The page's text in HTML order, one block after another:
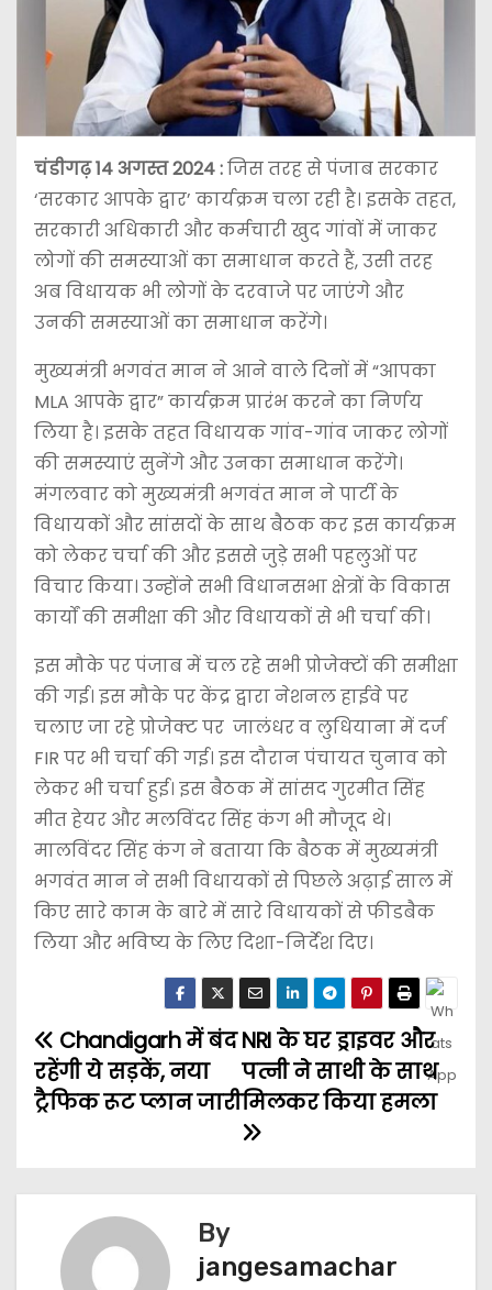
चंडीगढ़ 14 अगस्त 2024 :जिस तरह से पंजाब सरकार
‘सरकार आपके द्वार’ कार्यक्रम चला रही है। इसके तहत,
सरकारी अधिकारी और कर्मचारी खुद गांवों में जाकर
लोगों की समस्याओं का समाधान करते हैं, उसी तरह
अब विधायक भी लोगों के दरवाजे पर जाएंगे और
उनकी समस्याओं का समाधान करेंगे।
मुख्यमंत्री भगवंत मान ने आने वाले दिनों में “आपका
MLA आपके द्वार” कार्यक्रम प्रारंभ करने का निर्णय
लिया है। इसके तहत विधायक गांव-गांव जाकर लोगों
की समस्याएं सुनेंगे और उनका समाधान करेंगे।
मंगलवार को मुख्यमंत्री भगवंत मान ने पार्टी के
विधायकों और सांसदों के साथ बैठक कर इस कार्यक्रम
को लेकर चर्चा की और इससे जुड़े सभी पहलुओं पर
विचार किया। उन्होंने सभी विधानसभा क्षेत्रों के विकास
कार्यों की समीक्षा की और विधायकों से भी चर्चा की।
इस मौके पर पंजाब में चल रहे सभी प्रोजेक्टों की समीक्षा
की गई। इस मौके पर केंद्र द्वारा नेशनल हाईवे पर
चलाए जा रहे प्रोजेक्ट पर जालंधर व लुधियाना में दर्ज
FIR पर भी चर्चा की गई। इस दौरान पंचायत चुनाव को
लेकर भी चर्चा हुई। इस बैठक में सांसद गुरमीत सिंह
मीत हेयर और मलविंदर सिंह कंग भी मौजूद थे।
मालविंदर सिंह कंग ने बताया कि बैठक में मुख्यमंत्री
भगवंत मान ने सभी विधायकों से पिछले अढ़ाई साल में
किए सारे काम के बारे में सारे विधायकों से फीडबैक
लिया और भविष्य के लिए दिशा-निर्देश दिए।
NRI के घर ड्राइवर और
पत्नी ने साथी के साथ
मिलकर किया हमला
Chandigarh में बंद
रहेंगी ये सड़कें, नया
ट्रैफिक रूट प्लान जारी
By
jangesamachar